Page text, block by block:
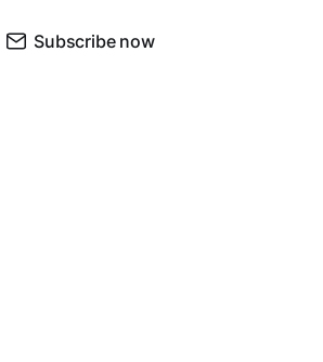
Subscribe now